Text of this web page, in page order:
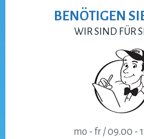
BENÖTIGEN
WIR SIND FÜR
mo - fr / 09.00 -